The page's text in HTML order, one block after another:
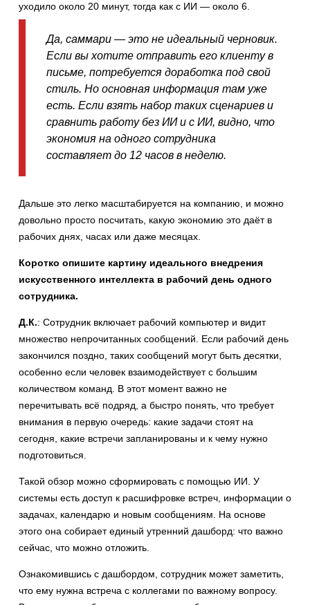
уходило около 20 минут, тогда как с ИИ — около 6.
Да, саммари — это не идеальный черновик.
Если вы хотите отправить его клиенту в
письме, потребуется доработка под свой
стиль. Но основная информация там уже
есть. Если взять набор таких сценариев и
сравнить работу без ИИ и с ИИ, видно, что
экономия на одного сотрудника
составляет до 12 часов в неделю.
Дальше это легко масштабируется на компанию, и можно
довольно просто посчитать, какую экономию это даёт в
рабочих днях, часах или даже месяцах.
Коротко опишите картину идеального внедрения
искусственного интеллекта в рабочий день одного
сотрудника.
Д.К.: Сотрудник включает рабочий компьютер и видит
множество непрочитанных сообщений. Если рабочий день
закончился поздно, таких сообщений могут быть десятки,
особенно если человек взаимодействует с большим
количеством команд. В этот момент важно не
перечитывать всё подряд, а быстро понять, что требует
внимания в первую очередь: какие задачи стоят на
сегодня, какие встречи запланированы и к чему нужно
подготовиться.
Такой обзор можно сформировать с помощью ИИ. У
системы есть доступ к расшифровке встреч, информации о
задачах, календарю и новым сообщениям. На основе
этого она собирает единый утренний дашборд: что важно
сейчас, что можно отложить.
Ознакомившись с дашбордом, сотрудник может заметить,
что ему нужна встреча с коллегами по важному вопросу.